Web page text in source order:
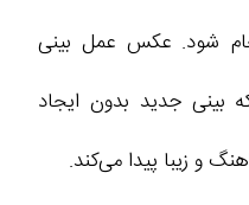
شود. عکس عمل بینی
بینی جدید بدون ایجاد
و زیبا پیدا می‌کند.